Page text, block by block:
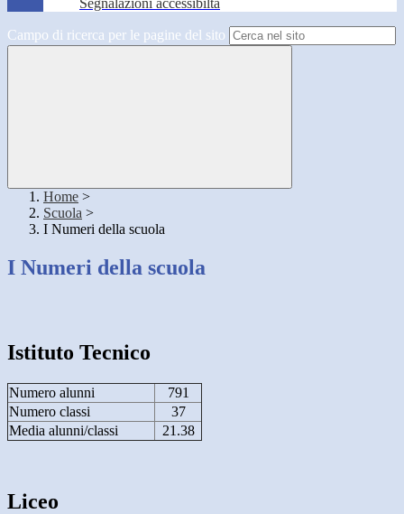
Segnalazioni accessibiltà
Campo di ricerca per le pagine del sito
Home >
Scuola >
I Numeri della scuola
I Numeri della scuola
Istituto Tecnico
Numero alunni
791
Numero classi
37
Media alunni/classi
21.38
Liceo